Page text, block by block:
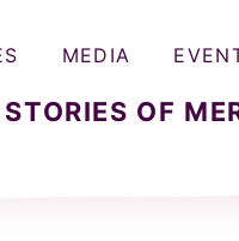
STORIES OF
MEDIA